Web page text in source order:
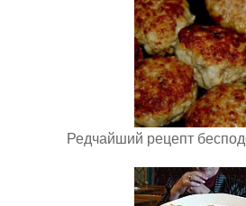
Редчайший рецепт